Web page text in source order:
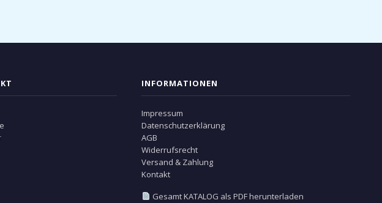
INFORMATIONEN
Impressum
Datenschutzerklärung
AGB
Widerrufsrecht
Versand & Zahlung
Kontakt
Gesamt KATALOG als PDF herunterladen